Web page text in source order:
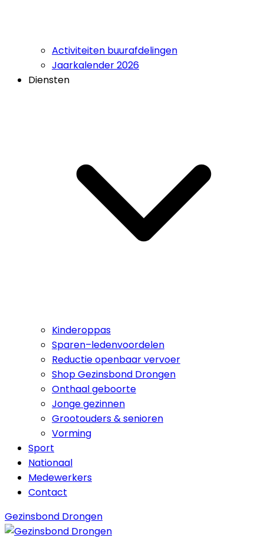
Activiteiten buurafdelingen
Jaarkalender 2026
Diensten
Kinderoppas
Sparen–ledenvoordelen
Reductie openbaar vervoer
Shop Gezinsbond Drongen
Onthaal geboorte
Jonge gezinnen
Grootouders & senioren
Vorming
Sport
Nationaal
Medewerkers
Contact
Gezinsbond Drongen